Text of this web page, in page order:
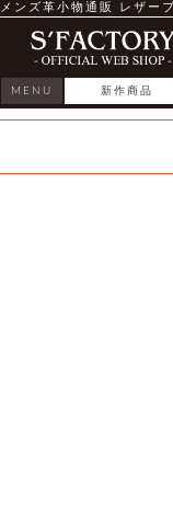
メンズ革小物通販 レザー
MENU 新作商品